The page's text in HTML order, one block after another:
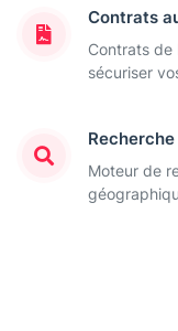
Contrats
Contrats de
sécuriser
Moteur de